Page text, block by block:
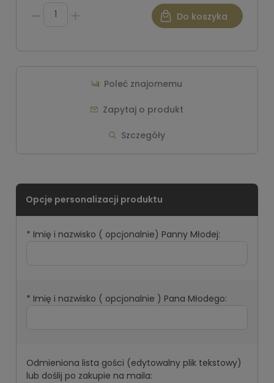
* Imię i nazwisko ( opcjonalnie) Panny Młodej:
* Imię i nazwisko ( opcjonalnie ) Pana Młodego:
Odmieniona lista gości (edytowalny plik tekstowy)
lub doślij po zakupie na maila:
Do koszyka
Szczegóły
Zapytaj o produkt
Poleć znajomemu